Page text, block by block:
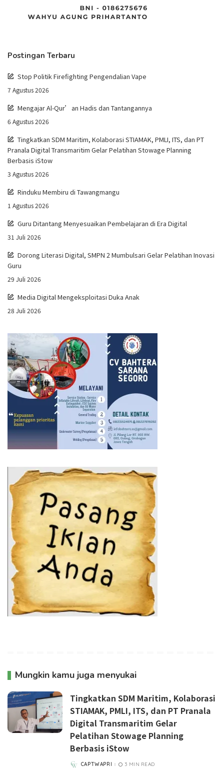
Postingan Terbaru
Stop Politik Firefighting Pengendalian Vape
7 Agustus 2026
Mengajar Al-Qur’an Hadis dan Tantangannya
6 Agustus 2026
Tingkatkan SDM Maritim, Kolaborasi STIAMAK, PMLI, ITS, dan PT
Pranala Digital Transmaritim Gelar Pelatihan Stowage Planning
Berbasis iStow
3 Agustus 2026
Rinduku Membiru di Tawangmangu
1 Agustus 2026
Guru Ditantang Menyesuaikan Pembelajaran di Era Digital
31 Juli 2026
Dorong Literasi Digital, SMPN 2 Mumbulsari Gelar Pelatihan Inovasi
Guru
29 Juli 2026
Media Digital Mengeksploitasi Duka Anak
28 Juli 2026
Mungkin kamu juga menyukai
Tingkatkan SDM Maritim, Kolaborasi
STIAMAK, PMLI, ITS, dan PT Pranala
Digital Transmaritim Gelar
Pelatihan Stowage Planning
Berbasis iStow
POSTEDCAPTWAPRI 3 MIN READ